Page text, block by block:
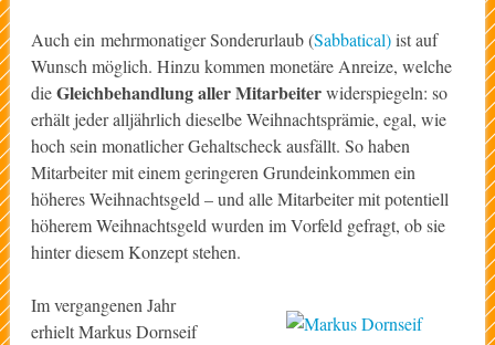
Auch ein mehrmonatiger Sonderurlaub (Sabbatical)ist auf
Wunsch möglich. Hinzu kommen monetäre Anreize, welche
dieGleichbehandlung aller Mitarbeiterwiderspiegeln: so
erhält jeder alljährlich dieselbe Weihnachtsprämie, egal, wie
hoch sein monatlicher Gehaltscheck ausfällt. So haben
Mitarbeiter mit einem geringeren Grundeinkommen ein
höheres Weihnachtsgeld – und alle Mitarbeiter mit potentiell
höherem Weihnachtsgeld wurden im Vorfeld gefragt, ob sie
hinter diesem Konzept stehen.
Im vergangenen Jahr
erhielt Markus Dornseif